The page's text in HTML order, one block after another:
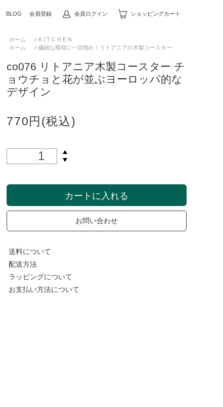
BLOG 会員登録 会員ログイン ショッピングカート
ホーム > K I T C H E N
ホーム
>繊細な模様に一目惚れ！リトアニアの木製コースター
co076 リトアニア木製コースター チ
ョウチョと花が並ぶヨーロッパ的な
デザイン
770円(税込)
カートに入れる
お問い合わせ
送料について
配送方法
ラッピングについて
お支払い方法について